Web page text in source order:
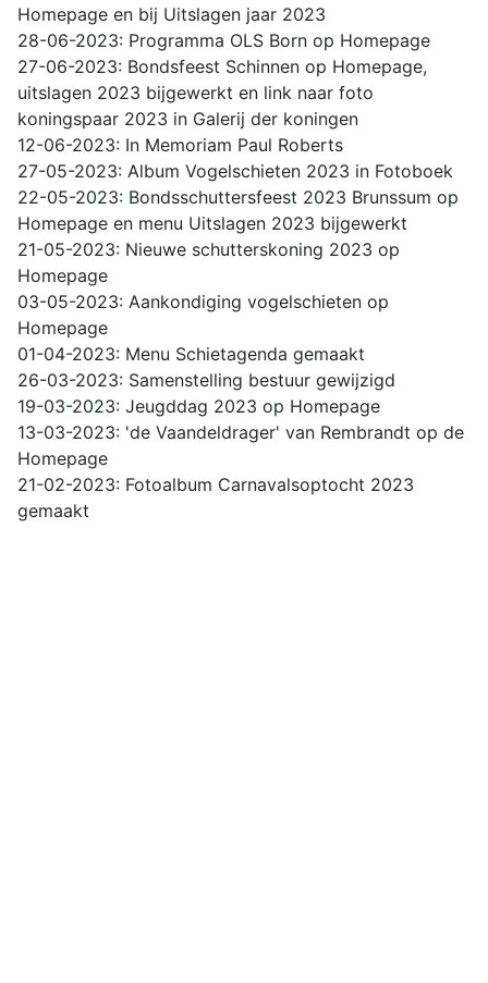
Homepage en bij Uitslagen jaar 2023
28-06-2023: Programma OLS Born op Homepage
27-06-2023: Bondsfeest Schinnen op Homepage,
uitslagen 2023 bijgewerkt en link naar foto
koningspaar 2023 in Galerij der koningen
12-06-2023: In Memoriam Paul Roberts
27-05-2023: Album Vogelschieten 2023 in Fotoboek
22-05-2023: Bondsschuttersfeest 2023 Brunssum op
Homepage en menu Uitslagen 2023 bijgewerkt
21-05-2023: Nieuwe schutterskoning 2023 op
Homepage
03-05-2023: Aankondiging vogelschieten op
Homepage
01-04-2023: Menu Schietagenda gemaakt
26-03-2023: Samenstelling bestuur gewijzigd
19-03-2023: Jeugddag 2023 op Homepage
13-03-2023: 'de Vaandeldrager' van Rembrandt op de
Homepage
21-02-2023: Fotoalbum Carnavalsoptocht 2023
gemaakt